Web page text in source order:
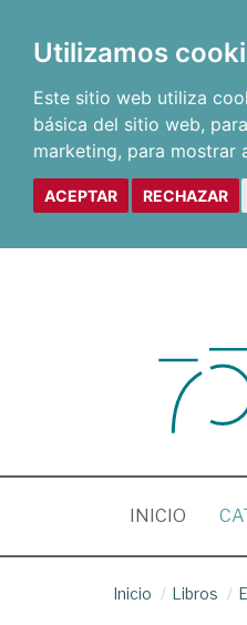
Utilizamos
Este sitio web utiliza
básica del sitio web,
marketing, para mostrar
ACEPTAR RECHAZAR
INICIO
Inicio Libros